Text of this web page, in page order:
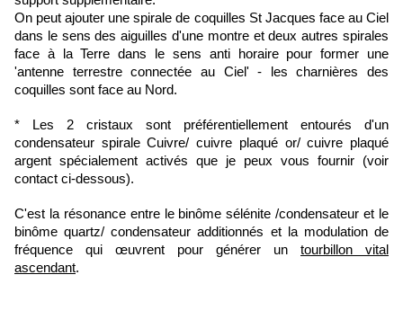
On peut ajouter une spirale de coquilles St Jacques face au Ciel
dans le sens des aiguilles d'une montre et deux autres spirales
face à la Terre dans le sens anti horaire pour former une
'antenne terrestre connectée au Ciel' - les charnières des
coquilles sont face au Nord.
* Les 2 cristaux sont préférentiellement entourés d'un
condensateur spirale Cuivre/ cuivre plaqué or/ cuivre plaqué
argent spécialement activés que je peux vous fournir (voir
contact ci-dessous).
C'est la résonance entre le binôme sélénite /condensateur et le
binôme quartz/ condensateur additionnés et la modulation de
fréquence qui œuvrent pour générer un tourbillon vital
ascendant.